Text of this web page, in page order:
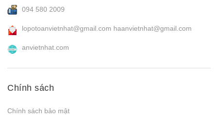
094 580 2009
lopotoanvietnhat@gmail.com haanvietnhat@gmail.com
anvietnhat.com
Chính sách
Chính sách bảo mật